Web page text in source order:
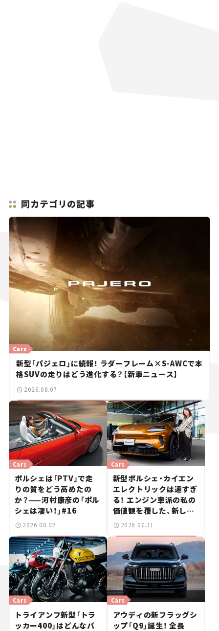
同カテゴリの記事
新型「パジェロ」に続報！ ラダーフレーム×S-AWCで本
格SUVの走りはどう進化する？【新車ニュース】
Cars
2026.08.07
ポルシェは「PTV」で走
りの質をどう高めたの
か？——河村康彦の「ポル
シェは凄い！」#16
Cars
2026.08.02
新型ポルシェ・カイエン
エレクトリックは速すぎ
る！ エンジン車派の私の
価値観を覆した、新しい
ポルシェの走り。
Cars
2026.07.31
トライアンフ新型「トラ
ッカー400」はどんなバ
Cars
アウディの新フラッグシ
ップ「Q9」誕生！ 全長
Cars